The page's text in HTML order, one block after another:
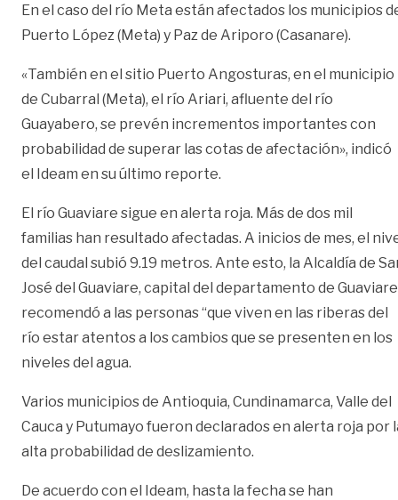
En el caso del río Meta están afectados los municipios
Puerto López (Meta) y Paz de Ariporo (Casanare).
«También en el sitio Puerto Angosturas, en el municipio
de Cubarral (Meta), el río Ariari, afluente del río
Guayabero, se prevén incrementos importantes con
probabilidad de superar las cotas de afectación», indicó
el Ideam en su último reporte.
El río Guaviare sigue en alerta roja. Más de dos mil
familias han resultado afectadas. A inicios de mes, el
del caudal subió 9.19 metros. Ante esto, la Alcaldía de
José del Guaviare, capital del departamento de
recomendó a las personas “que viven en las riberas del
río estar atentos a los cambios que se presenten en los
niveles del agua.
Varios municipios de Antioquia, Cundinamarca, Valle del
Cauca y Putumayo fueron declarados en alerta roja por
alta probabilidad de deslizamiento.
De acuerdo con el Ideam, hasta la fecha se han